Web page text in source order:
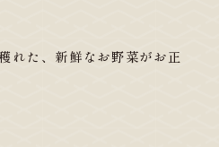
れた、新鮮なお野菜がお正